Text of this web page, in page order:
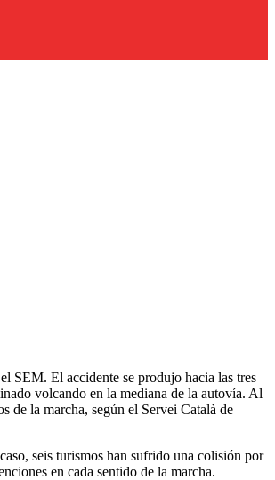
SEM. El accidente se produjo hacia las tres
volcando en la mediana de la autovía. Al
de la marcha, según el Servei Català de
seis turismos han sufrido una colisión por
en cada sentido de la marcha.